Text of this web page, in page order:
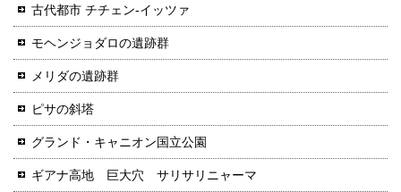
古代都市 チチェン-イッツァ
モヘンジョダロの遺跡群
メリダの遺跡群
ピサの斜塔
グランド・キャニオン国立公園
ギアナ高地 巨大穴 サリサリニャーマ